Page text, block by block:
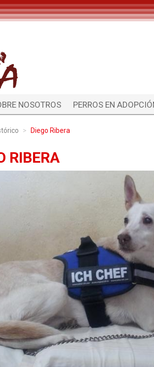
NOSOTROS PERROS EN
Diego Ribera
RIBERA